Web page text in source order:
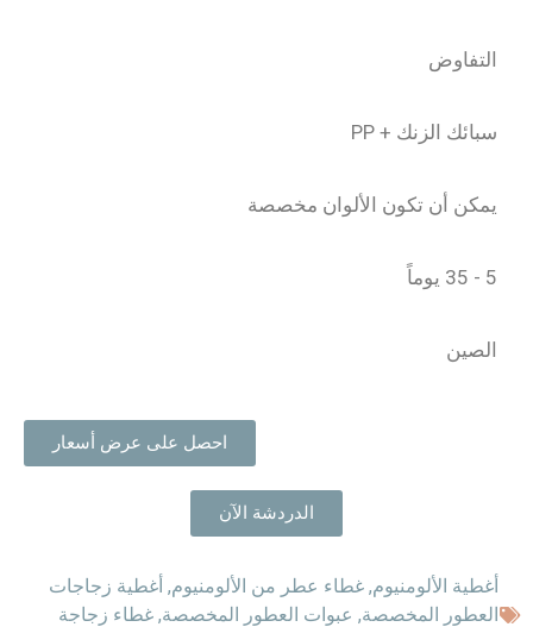
التفاوض
سبائك الزنك + PP
يمكن أن تكون الألوان مخصصة
5 - 35 يوماً
الصين
احصل على عرض أسعار
الدردشة الآن
أغطية الألومنيوم, غطاء عطر من الألومنيوم, أغطية زجاجات
العطور المخصصة, عبوات العطور المخصصة, غطاء زجاجة